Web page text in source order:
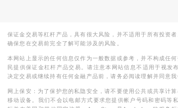
保证金交易等杠杆产品，具有很大风险，并不适用于所有投资
确保您在交易前完全了解可能涉及的风险。
本网站上显示的任何信息仅作为一般数据或参考，并不构成任
民提供保证金杠杆产品交易。请注意本网站信息不适用于视发
决定交易或继续持有任何金融产品前，请务必阅读理解并同意
网上保安：为了保护您的私隐安全，请不要使用公共或共享计
移动设备。我们不会以电邮方式要求您提供帐户号码和密码